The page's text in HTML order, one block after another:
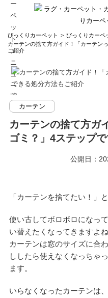
info
びっくりカーペット びっくりカーペ
カーテンの捨て方ガイド！「カーテン
ご紹介
カーテン
カーテンの捨て方ガ
ゴミ？」4ステップ
公開日：
「カーテンを捨てたい！」
使い古してボロボロになっ
い替えたくなってきますよね
カーテンは窓のサイズに合
ししたら使えなくなっちゃ
ます。
いらなくなったカーテンは